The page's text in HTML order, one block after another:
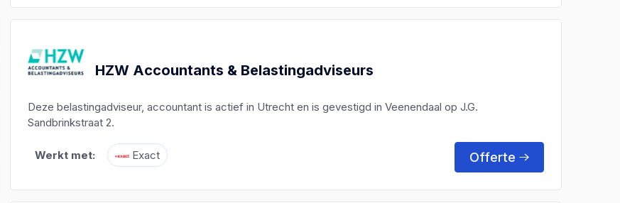
HZW Accountants & Belastingadviseurs
Deze belastingadviseur, accountant is actief in Utrecht en is gevestigd in Veenendaal op J.G.
Sandbrinkstraat 2.
Werkt met: Exact Offerte